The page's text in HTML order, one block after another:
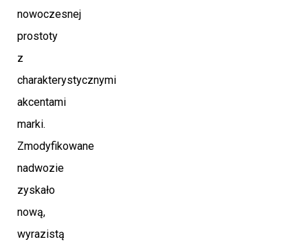
nowoczesnej
prostoty
z
charakterystycznymi
akcentami
marki.
Zmodyfikowane
nadwozie
zyskało
nową,
wyrazistą